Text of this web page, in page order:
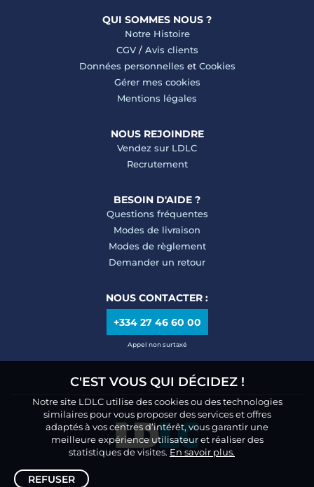
QUI SOMMES NOUS ?
Notre Histoire
CGV/ Avis clients
Données personnelles et Cookies
Gérer mes cookies
Mentions légales
NOUS REJOINDRE
Vendez sur LDLC
Recrutement
BESOIN D'AIDE ?
Questions fréquentes
Modes de livraison
Modes de règlement
Demander un retour
NOUS CONTACTER :
+334 27 46 60 00
Appel non surtaxé
C'EST VOUS QUI DÉCIDEZ !
Notre site LDLC utilise des cookies ou des technologies
similaires pour vous proposer des services et offres
adaptés à vos centres d’intérêt, vous garantir une
meilleure expérience utilisateur et réaliser des
statistiques de visites. En savoir plus.
REFUSER